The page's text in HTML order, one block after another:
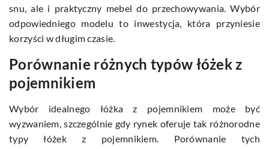
snu, ale i praktyczny mebel do przechowywania. Wybór
odpowiedniego modelu to inwestycja, która przyniesie
korzyści w długim czasie.
Porównanie różnych typów łóżek z
pojemnikiem
Wybór idealnego łóżka z pojemnikiem może być
wyzwaniem, szczególnie gdy rynek oferuje tak różnorodne
typy łóżek z pojemnikiem. Porównanie tych